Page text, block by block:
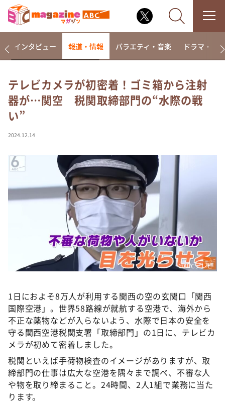
なるみ・岡村の過ぎるTV
これ余談なんですけど・・・
て真剣です
探偵！ナイトスクープ
news おかえり
河合＆A.B.C-Z塚田×福井アナ「なんでやねん！？」
（news おかえり）
DAIGOも台所 ～きょうの献立 何にする？～
本日はダイアンなり！シーズン２
朝だ！生です旅サラダ
ＬＩＦＥ～夢のカタチ～
新婚さんいらっしゃい！
ポツンと一軒家
ザキ山小屋本館
ぺこぱのまるスポ
アナ回覧板
インタビュー 報道・情報 バラエティ・音楽 ドラマ・映画
テレビカメラが初密着！ゴミ箱から注射
器が…関空 税関取締部門の“水際の戦
い”
2024.12.14
©️ABCテレビ
1日におよそ8万人が利用する関西の空の玄関口「関西
国際空港」。世界58路線が就航する空港で、海外から
不正な薬物などが入らないよう、水際で日本の安全を
守る関西空港税関支署「取締部門」の1日に、テレビカ
メラが初めて密着しました。
税関といえば手荷物検査のイメージがありますが、取
締部門の仕事は広大な空港を隅々まで調べ、不審な人
や物を取り締まること。24時間、2人1組で業務に当た
ります。